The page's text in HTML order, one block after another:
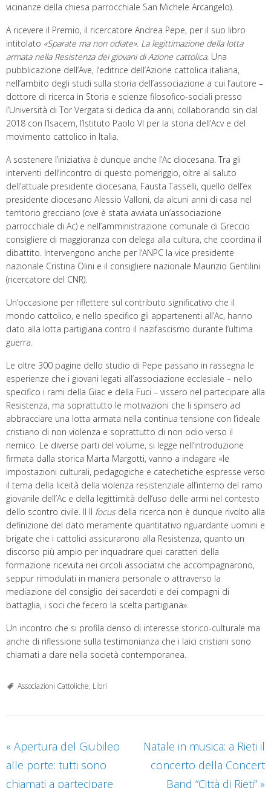
vicinanze della chiesa parrocchiale San Michele Arcangelo).
A ricevere il Premio, il ricercatore Andrea Pepe, per il suo libro
intitolato «Sparate ma non odiate». La legittimazione della lotta
armata nella Resistenza dei giovani di Azione cattolica. Una
pubblicazione dell’Ave, l’editrice dell’Azione cattolica italiana,
nell’ambito degli studi sulla storia dell’associazione a cui l’autore –
dottore di ricerca in Storia e scienze filosofico-sociali presso
l’Università di Tor Vergata si dedica da anni, collaborando sin dal
2018 con l’Isacem, l’Istituto Paolo VI per la storia dell’Acv e del
movimento cattolico in Italia.
A sostenere l’iniziativa è dunque anche l’Ac diocesana. Tra gli
interventi dell’incontro di questo pomeriggio, oltre al saluto
dell’attuale presidente diocesana, Fausta Tasselli, quello dell’ex
presidente diocesano Alessio Valloni, da alcuni anni di casa nel
territorio grecciano (ove è stata avviata un’associazione
parrocchiale di Ac) e nell’amministrazione comunale di Greccio
consigliere di maggioranza con delega alla cultura, che coordina il
dibattito. Intervengono anche per l’ANPC la vice presidente
nazionale Cristina Olini e il consigliere nazionale Maurizio Gentilini
(ricercatore del CNR).
Un’occasione per riflettere sul contributo significativo che il
mondo cattolico, e nello specifico gli appartenenti all’Ac, hanno
dato alla lotta partigiana contro il nazifascismo durante l’ultima
guerra.
Le oltre 300 pagine dello studio di Pepe passano in rassegna le
esperienze che i giovani legati all’associazione ecclesiale – nello
specifico i rami della Giac e della Fuci – vissero nel partecipare alla
Resistenza, ma soprattutto le motivazioni che li spinsero ad
abbracciare una lotta armata nella continua tensione con l’ideale
cristiano di non violenza e soprattutto di non odio verso il
nemico. Le diverse parti del volume, si legge nell’introduzione
firmata dalla storica Marta Margotti, vanno a indagare «le
impostazioni culturali, pedagogiche e catechetiche espresse verso
il tema della liceità della violenza resistenziale all’interno del ramo
giovanile dell’Ac e della legittimità dell’uso delle armi nel contesto
dello scontro civile. Il Il focus della ricerca non è dunque rivolto alla
definizione del dato meramente quantitativo riguardante uomini e
brigate che i cattolici assicurarono alla Resistenza, quanto un
discorso più ampio per inquadrare quei caratteri della
formazione ricevuta nei circoli associativi che accompagnarono,
seppur rimodulati in maniera personale o attraverso la
mediazione del consiglio dei sacerdoti e dei compagni di
battaglia, i soci che fecero la scelta partigiana».
Un incontro che si profila denso di interesse storico-culturale ma
anche di riflessione sulla testimonianza che i laici cristiani sono
chiamati a dare nella società contemporanea.
Associazioni Cattoliche, Libri
« Apertura del Giubileo
alle porte: tutti sono
chiamati a partecipare
Natale in musica: a Rieti il
concerto della Concert
Band “Città di Rieti” »